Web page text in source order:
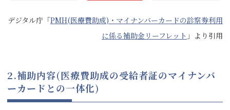
デジタル庁「PMH(医療費助成)・マイナンバーカードの診察券利用
に係る補助金リーフレット 」より引用
2.補助内容(医療費助成の受給者証のマイナンバ
ーカードとの一体化)